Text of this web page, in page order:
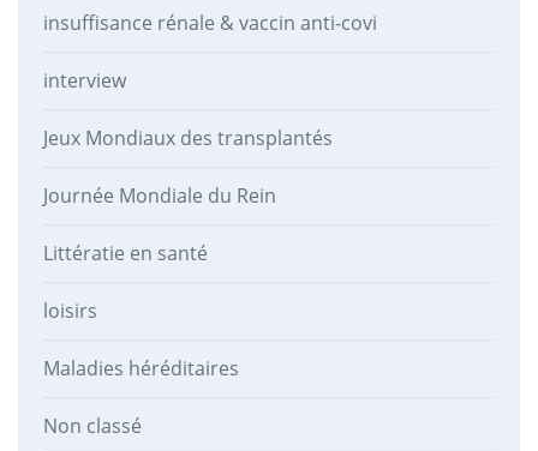
insuffisance rénale & vaccin anti-covi
interview
Jeux Mondiaux des transplantés
Journée Mondiale du Rein
Littératie en santé
loisirs
Maladies héréditaires
Non classé